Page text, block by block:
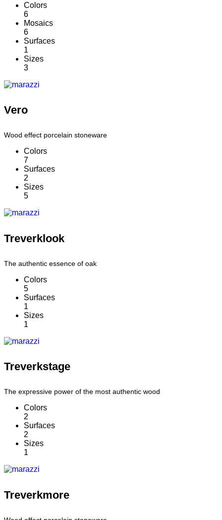
Colors
6
Mosaics
6
Surfaces
1
Sizes
3
Vero
Wood effect porcelain stoneware
Colors
7
Surfaces
2
Sizes
5
Treverklook
The authentic essence of oak
Colors
5
Surfaces
1
Sizes
1
Treverkstage
The expressive power of the most authentic wood
Colors
2
Surfaces
2
Sizes
1
Treverkmore